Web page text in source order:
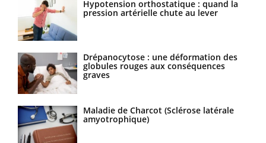
Hypotension orthostatique : quand la
pression artérielle chute au lever
Drépanocytose : une déformation des
globules rouges aux conséquences
graves
Maladie de Charcot (Sclérose latérale
amyotrophique)